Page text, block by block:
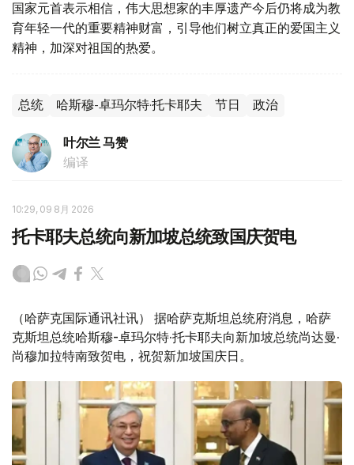
国家元首表示相信，伟大思想家的丰厚遗产今后仍将成为教
育年轻一代的重要精神财富，引导他们树立真正的爱国主义
精神，加深对祖国的热爱。
总统 哈斯穆-卓玛尔特·托卡耶夫 节日 政治
叶尔兰 马赞
编译
10:29, 09 8月 2026
托卡耶夫总统向新加坡总统致国庆贺电
（哈萨克国际通讯社讯） 据哈萨克斯坦总统府消息，哈萨
克斯坦总统哈斯穆-卓玛尔特·托卡耶夫向新加坡总统尚达曼·
尚穆加拉特南致贺电，祝贺新加坡国庆日。